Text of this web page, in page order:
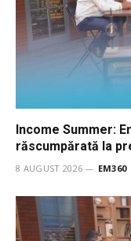
Income Summer:
răscumpărată la
8 AUGUST 2026 EM360